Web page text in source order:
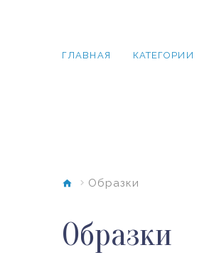
ГЛАВНАЯ КАТЕГОРИИ
Образки
Образки